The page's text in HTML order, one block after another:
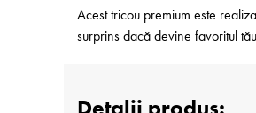
Acest tricou premium este
surprins dacă devine favoritul